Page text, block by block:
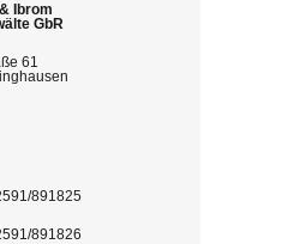
Ibrom
GbR
61
891825
891826